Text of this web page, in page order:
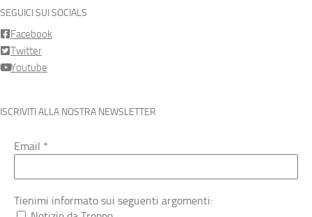
SEGUICI SUI SOCIALS
Facebook
Twitter
Youtube
ISCRIVITI ALLA NOSTRA NEWSLETTER
Email *
Tienimi informato sui seguenti argomenti: